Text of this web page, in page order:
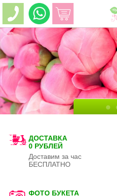
ДОСТАВКА
0 РУБЛЕЙ
Доставим за час
БЕСПЛАТНО
ФОТО БУКЕТА